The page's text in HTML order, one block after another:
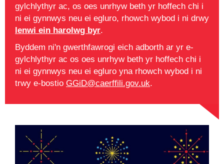
gylchlythyr ac, os oes unrhyw beth yr hoffech chi i
ni ei gynnwys neu ei egluro, rhowch wybod i ni drwy
lenwi ein harolwg byr.
Byddem ni'n gwerthfawrogi eich adborth ar yr e-
gylchlythyr ac os oes unrhyw beth yr hoffech chi i
ni ei gynnwys neu ei egluro yna rhowch wybod i ni
trwy e-bostio GGiD@caerffili.gov.uk.